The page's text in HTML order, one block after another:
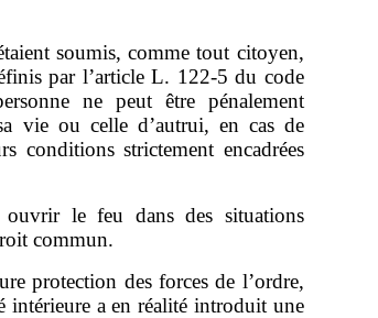
soumis, comme tout citoyen,
par l’article L. 122‑5 du code
ne peut être pénalement
vie ou celle d’autrui, en cas de
conditions strictement encadrées
ouvrir le feu dans des situations
commun.
protection des forces de l’ordre,
intérieure a en réalité introduit une